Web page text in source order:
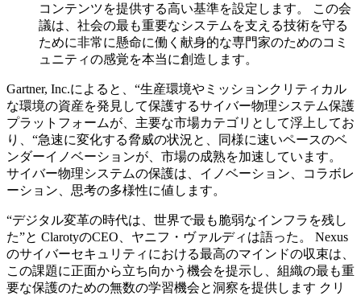
コンテンツを提供する高い基準を設定します。 この会
議は、社会の最も重要なシステムを支える技術を守る
ために非常に懸命に働く献身的な専門家のためのコミ
ュニティの感覚を本当に創造します。
Gartner, Inc.によると、“生産環境やミッションクリティカル
な環境の資産を発見して保護するサイバー物理システム保護
プラットフォームが、主要な市場カテゴリとして浮上してお
り、“急速に変化する脅威の状況と、同様に速いペースのベ
ンダーイノベーションが、市場の成熟を加速しています。
サイバー物理システムの保護は、イノベーション、コラボレ
ーション、思考の多様性に値します。
“デジタル変革の時代は、世界で最も脆弱なインフラを残し
た”と ClarotyのCEO、ヤニフ・ヴァルディは語った。 Nexus
のサイバーセキュリティにおける最高のマインドの収束は、
この課題に正面から立ち向かう機会を提示し、組織の最も重
要な保護のための無数の学習機会と洞察を提供します クリ